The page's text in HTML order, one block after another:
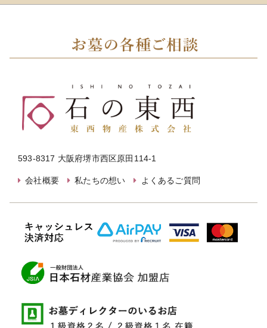
593-8317 大阪府堺市西区原田114-1
会社概要 私たちの想い よくあるご質問